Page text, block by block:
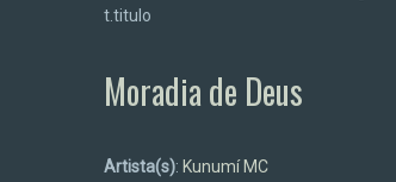
t.titulo
Moradia de Deus
Artista(s): Kunumí MC